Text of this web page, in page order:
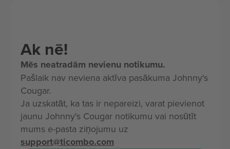
Ak nē!
Mēs neatradām nevienu notikumu.
Pašlaik nav neviena aktīva pasākuma Johnny's
Cougar.
Ja uzskatāt, ka tas ir nepareizi, varat pievienot
jaunu Johnny's Cougar notikumu vai nosūtīt
mums e-pasta ziņojumu uz
support@ticombo.com